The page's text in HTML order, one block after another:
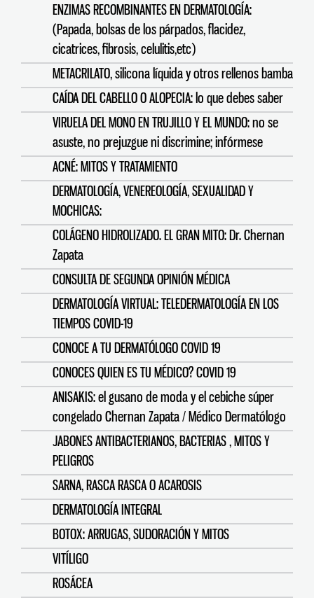
ENZIMAS RECOMBINANTES EN DERMATOLOGÍA:
(Papada, bolsas de los párpados, flacidez,
cicatrices, fibrosis, celulitis,etc)
METACRILATO, silicona líquida y otros rellenos bamba
CAÍDA DEL CABELLO O ALOPECIA: lo que debes saber
VIRUELA DEL MONO EN TRUJILLO Y EL MUNDO: no se
asuste, no prejuzgue ni discrimine; infórmese
ACNÉ: MITOS Y TRATAMIENTO
DERMATOLOGÍA, VENEREOLOGÍA, SEXUALIDAD Y
MOCHICAS:
COLÁGENO HIDROLIZADO. EL GRAN MITO: Dr. Chernan
Zapata
CONSULTA DE SEGUNDA OPINIÓN MÉDICA
DERMATOLOGÍA VIRTUAL: TELEDERMATOLOGÍA EN LOS
TIEMPOS COVID-19
CONOCE A TU DERMATÓLOGO COVID 19
CONOCES QUIEN ES TU MÉDICO? COVID 19
ANISAKIS: el gusano de moda y el cebiche súper
congelado Chernan Zapata / Médico Dermatólogo
JABONES ANTIBACTERIANOS, BACTERIAS , MITOS Y
PELIGROS
SARNA, RASCA RASCA O ACAROSIS
DERMATOLOGÍA INTEGRAL
BOTOX: ARRUGAS, SUDORACIÓN Y MITOS
VITÍLIGO
ROSÁCEA